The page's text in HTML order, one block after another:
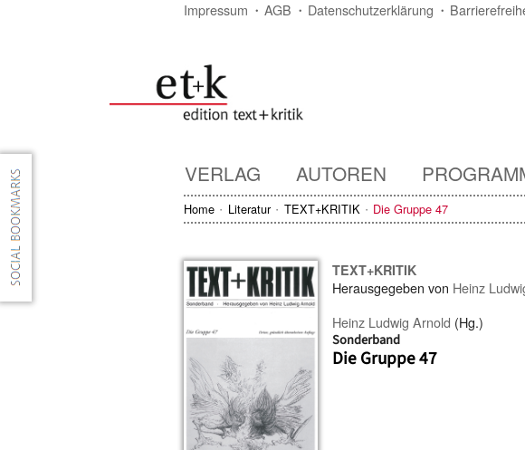
Impressum AGB Datenschutzerklärung
VERLAG AUTOREN
Home Literatur TEXT+KRITIK Die Gruppe 47
TEXT+KRITIK
Herausgegeben von Heinz
Heinz Ludwig Arnold (Hg.)
Sonderband
Die Gruppe 47